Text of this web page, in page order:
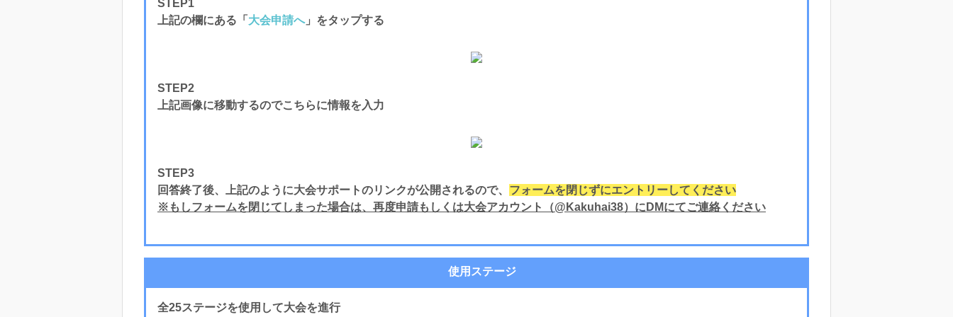
STEP1
上記の欄にある「 大会申請へ」をタップする
STEP2
上記画像に移動するのでこちらに情報を入力
STEP3
回答終了後、上記のように大会サポートのリンクが公開されるので、 フォームを閉じずにエントリーしてください
※もしフォームを閉じてしまった場合は、再度申請もしくは大会アカウント（@Kakuhai38）にDMにてご連絡ください
使用ステージ
全25ステージを使用して大会を進行